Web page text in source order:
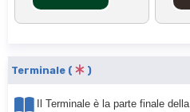
Terminale ( )
Il Terminale è la parte finale